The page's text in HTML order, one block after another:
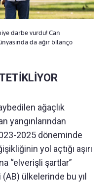
darbe vurdu! Can
da ağır bilanço
ağaçlık
yangınlarından
2025 döneminde
yol açtığı aşırı
“elverişli şartlar”
ülkelerinde bu yıl